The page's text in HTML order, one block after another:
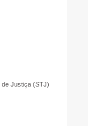
de Justiça (STJ)